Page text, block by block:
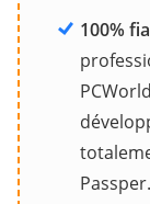
100%
Passper.